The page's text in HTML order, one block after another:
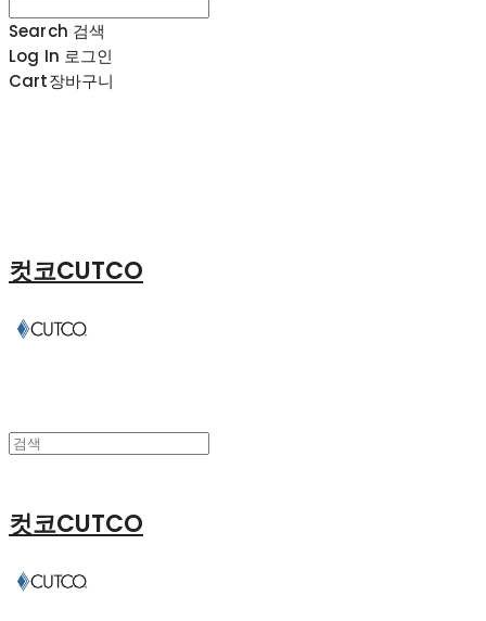
Search 검색
Log In 로그인
Cart장바구니
컷코CUTCO
컷코CUTCO